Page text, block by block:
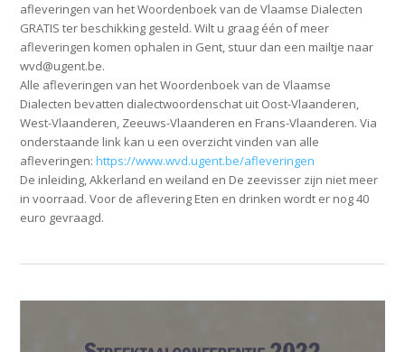
afleveringen van het Woordenboek van de Vlaamse Dialecten
GRATIS ter beschikking gesteld. Wilt u graag één of meer
afleveringen komen ophalen in Gent, stuur dan een mailtje naar
wvd@ugent.be.
Alle afleveringen van hetWoordenboek van de Vlaamse
Dialecten bevatten dialectwoordenschat uit Oost-Vlaanderen,
West-Vlaanderen, Zeeuws-Vlaanderen en Frans-Vlaanderen. Via
onderstaande link kan u een overzicht vinden van alle
afleveringen:https://www.wvd.ugent.be/afleveringen
De inleiding, Akkerland en weiland en De zeevisser zijn niet meer
in voorraad. Voor de aflevering Eten en drinken wordt er nog 40
euro gevraagd.